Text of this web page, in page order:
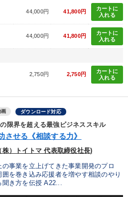
44,000円 41,800円
カートに
入れる
44,000円 41,800円
カートに
入れる
2,750円 2,750円
カートに
入れる
画 ダウンロード対応
限界を超える最強ビジネススキル
させる《相談する力》
株）トイトマ 代表取締役社長)
事業を立上げてきた事業開発のプロ
を巻き込み応援者を増やす相談のやり
聞き方を伝授 A22...